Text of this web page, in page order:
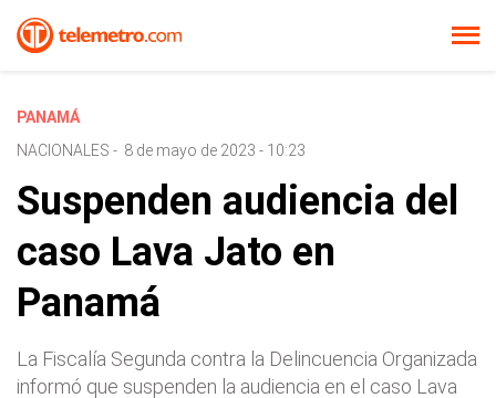
PANAMÁ
NACIONALES - 8 de mayo de 2023 - 10:23
Suspenden audiencia del
caso Lava Jato en
Panamá
La Fiscalía Segunda contra la Delincuencia Organizada
informó que suspenden la audiencia en el caso Lava